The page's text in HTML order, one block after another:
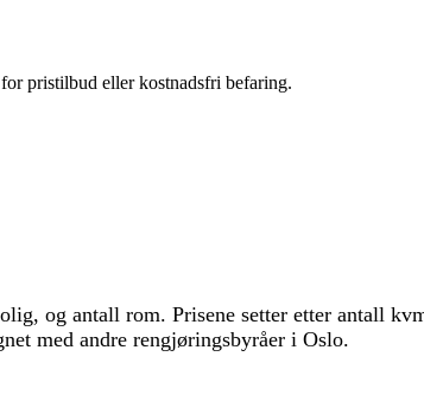
pristilbud eller kostnadsfri befaring.
og antall rom. Prisene setter etter antall
med andre rengjøringsbyråer i Oslo.